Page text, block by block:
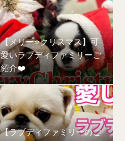
【メリー⭐️クリスマス】可
愛いラブディファミリーご
紹介❤️
【ラブディファミリーのご